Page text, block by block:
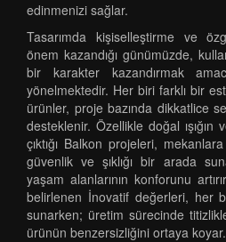
edinmenizi sağlar.
Tasarımda kişiselleştirme ve
önem kazandığı günümüzde,
bir karakter kazandırmak
yönelmektedir. Her biri farklı bir
ürünler, proje bazında dikkatlice
desteklenir. Özellikle doğal
çıktığı Balkon projeleri,
güvenlik ve şıklığı bir arada
yaşam alanlarının konforunu
belirlenen İnovatif değerleri, her
sunarken; üretim sürecinde
ürünün benzersizliğini ortaya koyar.